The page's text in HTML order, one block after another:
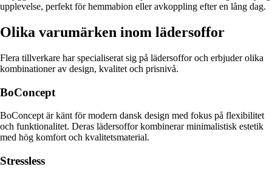
upplevelse, perfekt för hemmabion eller avkoppling efter en lång dag.
Olika varumärken inom lädersoffor
Flera tillverkare har specialiserat sig på lädersoffor och erbjuder olika
kombinationer av design, kvalitet och prisnivå.
BoConcept
BoConcept är känt för modern dansk design med fokus på flexibilitet
och funktionalitet. Deras lädersoffor kombinerar minimalistisk estetik
med hög komfort och kvalitetsmaterial.
Stressless